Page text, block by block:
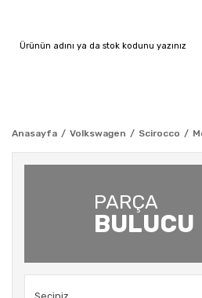
Anasayfa Volkswagen Scirocco
PARÇA
BULUCU